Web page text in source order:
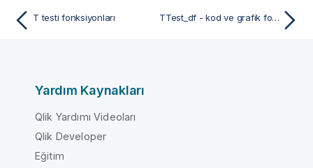
T testi fonksiyonları TTest_df - kod ve grafik fonksiyonu
Yardım Kaynakları
Qlik Yardımı Videoları
Qlik Developer
Eğitim